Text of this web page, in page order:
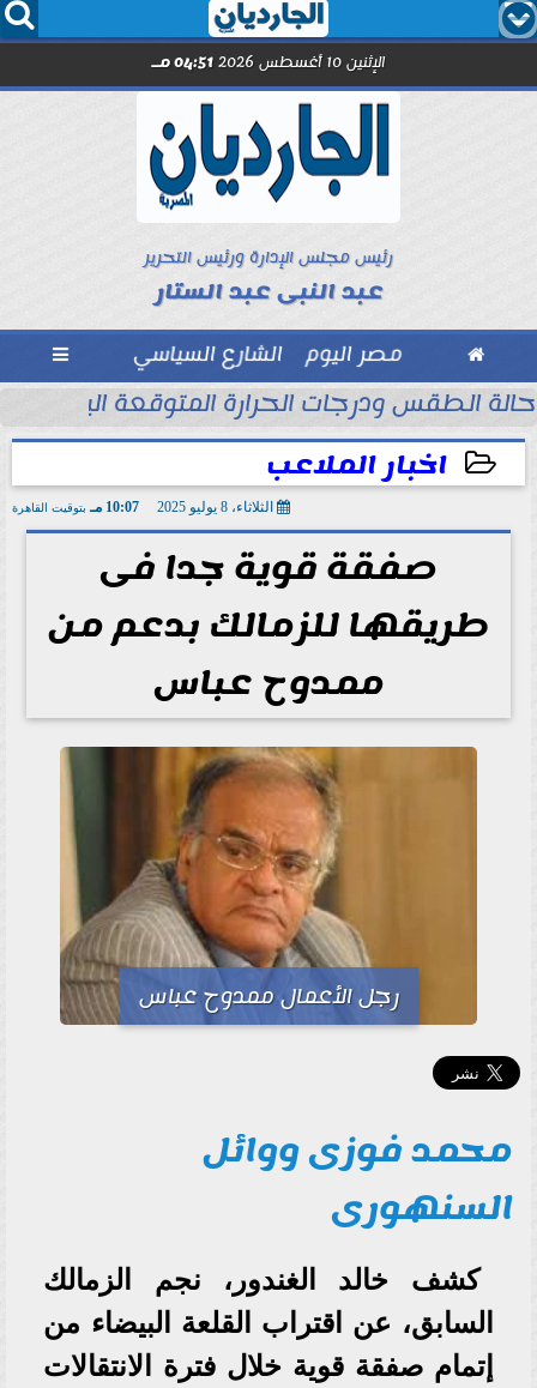
  
الإثنين 10 أغسطس 2026 04:51 مـ
رئيس مجلس الإدارة ورئيس التحرير
عبد النبى عبد الستار
 مصر اليوم الشارع السياسي 
حالة الطقس ودرجات الحرارة المتوقعة اليوم الإثنين 10 أغسطس
اخبار الملاعب
الثلاثاء، 8 يوليو 2025 10:07 مـ بتوقيت القاهرة
صفقة قوية جدا فى
طريقها للزمالك بدعم من
ممدوح عباس
رجل الأعمال ممدوح عباس
محمد فوزى ووائل
السنهورى
كشف خالد الغندور، نجم الزمالك
السابق، عن اقتراب القلعة البيضاء من
إتمام صفقة قوية خلال فترة الانتقالات